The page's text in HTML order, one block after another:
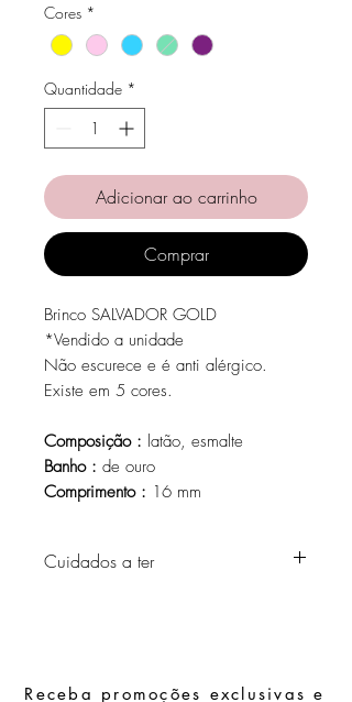
Cores *
Quantidade *
Adicionar ao carrinho
Comprar
Brinco SALVADOR GOLD
*Vendido a unidade
Não escurece e é anti alérgico.
Existe em 5 cores.
Composição : latão, esmalte
Banho : de ouro
Comprimento : 16 mm
Cuidados a ter
Guarde as suas peças num local seco e
Receba promoções exclusivas e